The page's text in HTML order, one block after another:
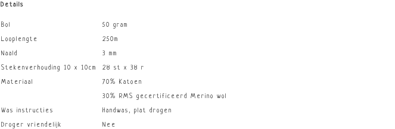
Details
Bol 50 gram
Looplengte 250m
Naald 3 mm
Stekenverhouding 10 x 10cm 28 st x 38 r
Materiaal 70% Katoen
30% RMS gecertificeerd Merino wol
Was instructies Handwas, plat drogen
Droger vriendelijk Nee